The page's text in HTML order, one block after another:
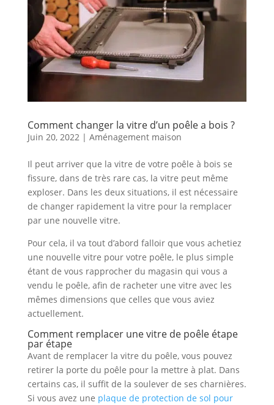
Comment changer la vitre d’un poêle a bois ?
Juin 20, 2022| Aménagement maison
Il peut arriver que la vitre de votre poêle à bois se
fissure, dans de très rare cas, la vitre peut même
exploser. Dans les deux situations, il est nécessaire
de changer rapidement la vitre pour la remplacer
par une nouvelle vitre.
Pour cela, il va tout d’abord falloir que vous achetiez
une nouvelle vitre pour votre poêle, le plus simple
étant de vous rapprocher du magasin qui vous a
vendu le poêle, afin de racheter une vitre avec les
mêmes dimensions que celles que vous aviez
actuellement.
Comment remplacer une vitre de poêle étape
par étape
Avant de remplacer la vitre du poêle, vous pouvez
retirer la porte du poêle pour la mettre à plat. Dans
certains cas, il suffit de la soulever de ses charnières.
Si vous avez une plaque de protection de sol pour